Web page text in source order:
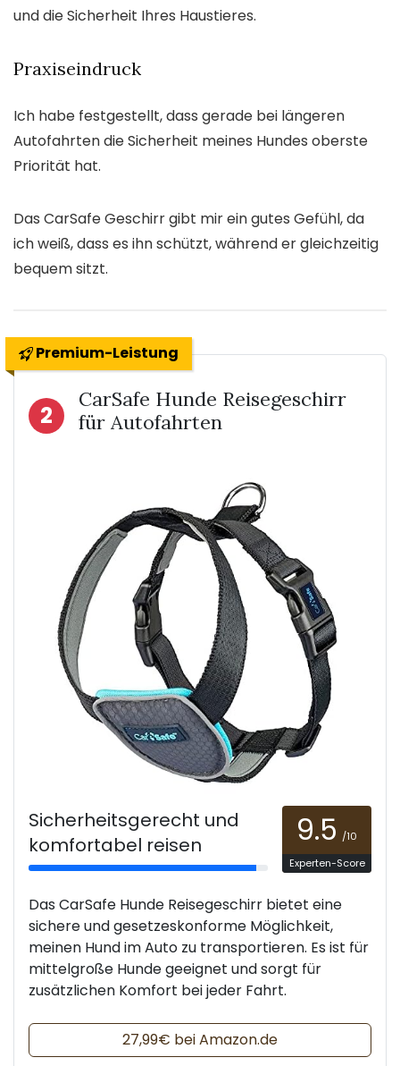
und die Sicherheit Ihres Haustieres.
Praxiseindruck
Ich habe festgestellt, dass gerade bei längeren
Autofahrten die Sicherheit meines Hundes oberste
Priorität hat.
Das CarSafe Geschirr gibt mir ein gutes Gefühl, da
ich weiß, dass es ihn schützt, während er gleichzeitig
bequem sitzt.
Premium-Leistung
2
CarSafe Hunde Reisegeschirr
für Autofahrten
Sicherheitsgerecht und
komfortabel reisen
9.5 /10
Experten-Score
Das CarSafe Hunde Reisegeschirr bietet eine
sichere und gesetzeskonforme Möglichkeit,
meinen Hund im Auto zu transportieren. Es ist für
mittelgroße Hunde geeignet und sorgt für
zusätzlichen Komfort bei jeder Fahrt.
27,99€ bei Amazon.de